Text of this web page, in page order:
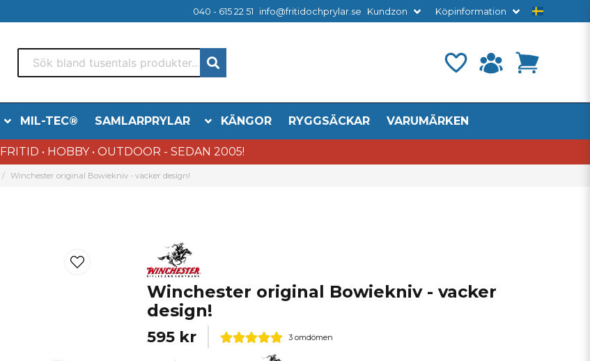
040 - 615 22 51 info@fritidochprylar.se Kundzon Köpinformation
MIL-TEC® SAMLARPRYLAR KÄNGOR RYGGSÄCKAR VARUMÄRKEN
FRITID • HOBBY • OUTDOOR - SEDAN 2005!
Winchester original Bowiekniv - vacker design!
Winchester original Bowiekniv - vacker
design!
595 kr 3 omdömen